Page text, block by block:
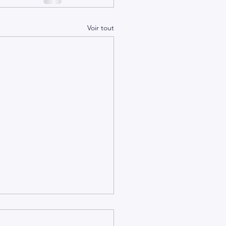
Voir tout
de Gueugnon le 4